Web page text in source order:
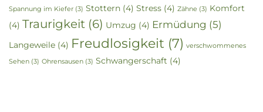
Spannung im Kiefer (3) Stottern (4) Stress (4) Zähne (3) Komfort
(4) Traurigkeit (6) Umzug (4) Ermüdung (5)
Langeweile (4) Freudlosigkeit (7) verschwommenes
Sehen (3) Ohrensausen (3) Schwangerschaft (4)